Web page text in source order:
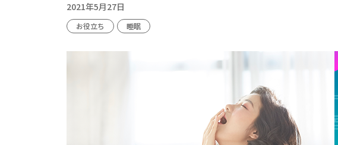
2021年5月27日
お役立ち 睡眠